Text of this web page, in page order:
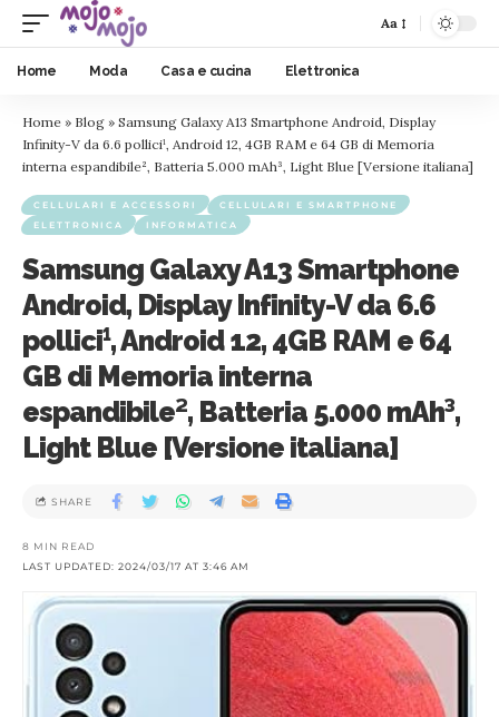
Aa
Home Moda Casa e cucina Elettronica
Home » Blog » Samsung Galaxy A13 Smartphone Android, Display
Infinity-V da 6.6 pollici¹, Android 12, 4GB RAM e 64 GB di Memoria
interna espandibile², Batteria 5.000 mAh³, Light Blue [Versione italiana]
CELLULARI E ACCESSORI
CELLULARI E SMARTPHONE
ELETTRONICA
INFORMATICA
Samsung Galaxy A13 Smartphone
Android, Display Infinity-V da 6.6
pollici¹, Android 12, 4GB RAM e 64
GB di Memoria interna
espandibile², Batteria 5.000 mAh³,
Light Blue [Versione italiana]
LAST UPDATED: 2024/03/17 AT 3:46 AM
8 MIN READ
SHARE